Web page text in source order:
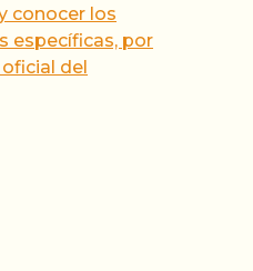
conocer los
específicas, por
del